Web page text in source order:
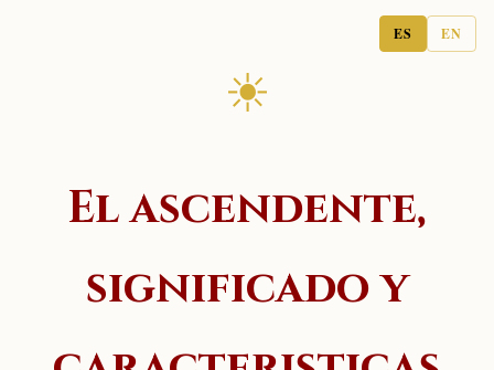
ES EN
☀
El ascendente,
significado y